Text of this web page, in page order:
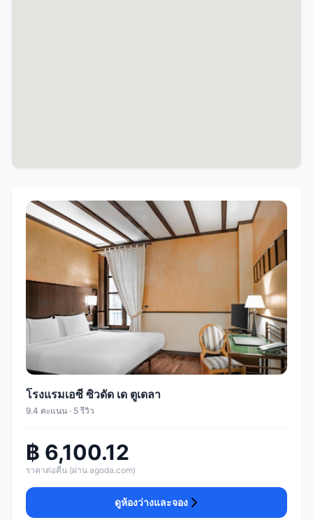
โรงแรมเอซี ซิวดัด เด ตูเดลา
9.4 คะแนน · 5 รีวิว
฿ 6,100.12
ราคาต่อคืน (ผ่าน agoda.com)
ดูห้องว่างและจอง